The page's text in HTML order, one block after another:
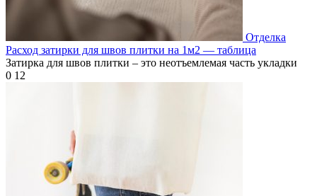
Отделка
Расход затирки для швов плитки на 1м2 — таблица
Затирка для швов плитки – это неотъемлемая часть укладки
0 12